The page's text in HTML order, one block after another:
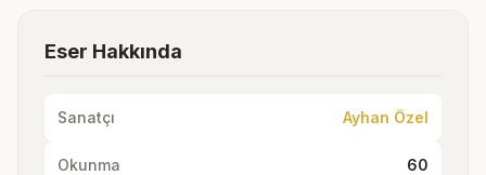
Eser Hakkında
Sanatçı Ayhan Özel
Okunma 60